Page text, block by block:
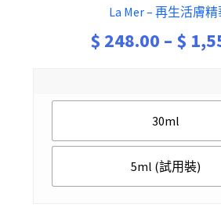
La Mer – 再生活膚
$ 248.00 – $
30ml
5ml (試用裝)